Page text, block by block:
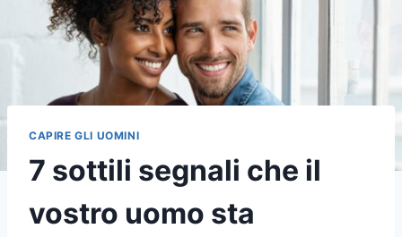
CAPIRE GLI UOMINI
7 sottili segnali che il
vostro uomo sta